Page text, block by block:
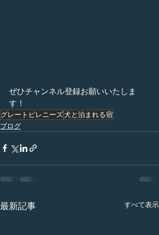
ぜひチャンネル登録お願いいたしま
す！
グレートピレニーズ犬と泊まれる宿
ブログ
最新記事 すべて表示